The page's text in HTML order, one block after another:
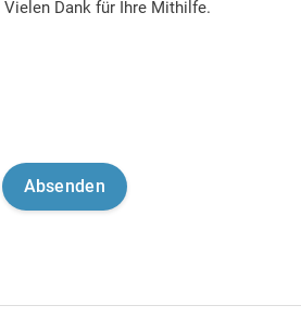
Vielen Dank für Ihre Mithilfe.